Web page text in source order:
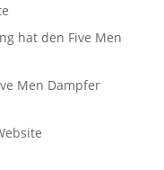
hat den Five Men
Men Dampfer